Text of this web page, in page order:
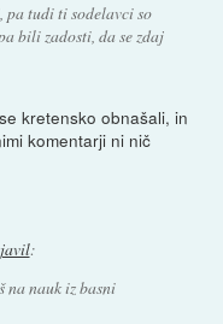
tudi ti sodelavci so
bili zadosti, da se zdaj
kretensko obnašali, in
komentarji ni nič
:
na nauk iz basni